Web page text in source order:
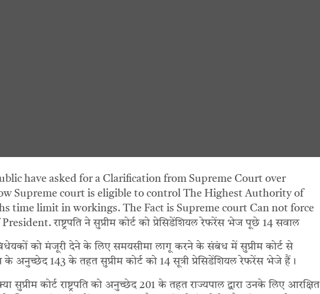
have asked for a Clarification from Supreme Court over
Supreme court is eligible to control The Highest Authority of
time limit in workings. The Fact is Supreme court Can not force
राष्ट्रपति ने सुप्रीम कोर्ट को प्रेसिडेंशियल रेफरेंस भेज पूछे 14 सवाल
के विधेयकों को मंजूरी देने के लिए समयसीमा लागू करने के संबंध में सुप्रीम कोर्ट से
के अनुच्छेद 143 के तहत सुप्रीम कोर्ट को 14 सूत्री प्रेसिडेंशियल रेफरेंस भेजे हैं।
सुप्रीम कोर्ट राष्ट्रपति को अनुच्छेद 201 के तहत राज्यपाल द्वारा उनके लिए आरक्षित